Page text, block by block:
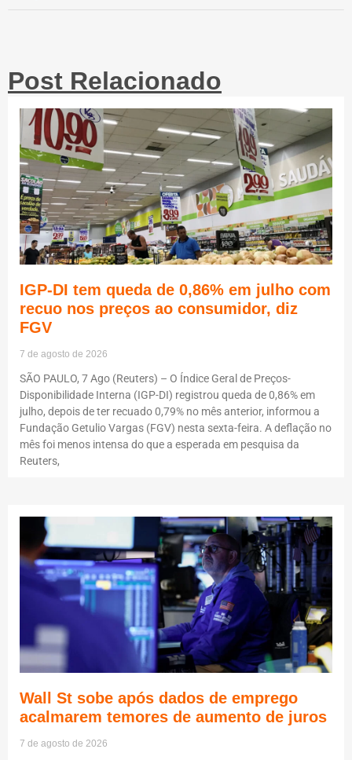
Post Relacionado
IGP-DI tem queda de 0,86% em julho com
recuo nos preços ao consumidor, diz
FGV
7 de agosto de 2026
SÃO PAULO, 7 Ago (Reuters) – O Índice Geral de Preços-
Disponibilidade Interna (IGP-DI) registrou queda de 0,86% em
julho, depois de ter recuado 0,79% no mês anterior, informou a
Fundação Getulio Vargas (FGV) nesta sexta-feira. A deflação no
mês foi menos intensa do que a esperada em pesquisa da
Reuters,
Wall St sobe após dados de emprego
acalmarem temores de aumento de juros
7 de agosto de 2026